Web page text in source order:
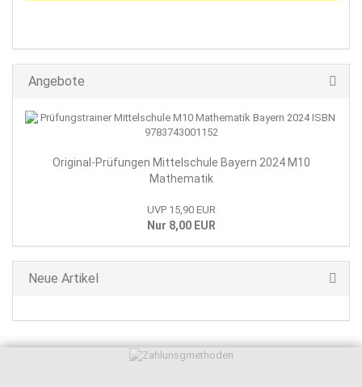
Angebote
Original-Prüfungen Mittelschule Bayern 2024 M10
Mathematik
UVP 15,90 EUR
Nur 8,00 EUR
Neue Artikel